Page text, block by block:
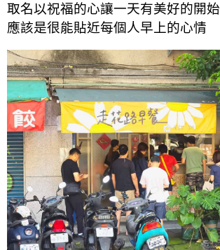
取名以祝福的心讓一天有美好的開始
應該是很能貼近每個人早上的心情